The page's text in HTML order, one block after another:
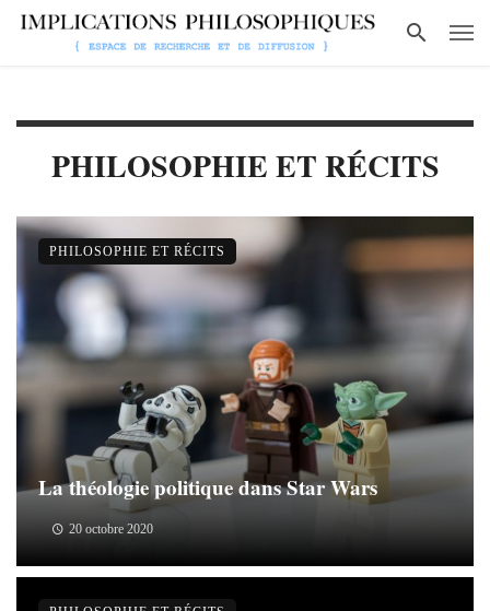
PHILOSOPHIE ET RÉCITS
La théologie politique dans Star Wars
20 octobre 2020
PHILOSOPHIE ET RÉCITS